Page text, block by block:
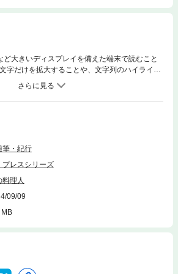
大きいディスプレイを備えた端末で読むこと
字だけを拡大することや、文字列のハイライ
用などの機能が使用できません。知られざる食
いものがない！」なんて大きな間違い。とって
る野田シェフの、まごころこもったレシピつき
イツ事情・香辛料の歴史・燻製のはじまり・ド
筆・紀行
レスシリーズ
料理人
09/09